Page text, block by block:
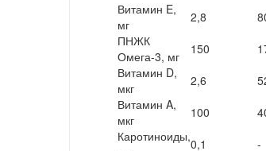
Каротиноиды,0,1 -
Витамин E,
мг
2,8
ПНЖК
Омега-3, мг
150
Витамин D,
мкг
2,6
Витамин A,
мкг
100